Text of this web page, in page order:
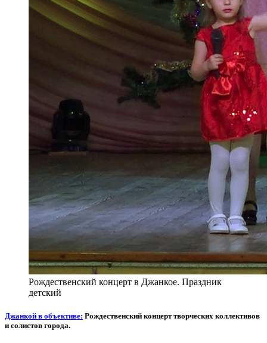
Рождественский концерт в Джанкое. Праздник
детский
Джанкой в объективе: Рождественский концерт творческих коллективов
и солистов города.